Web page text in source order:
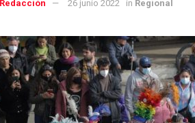
Redacción 26 junio 2022 in Regional